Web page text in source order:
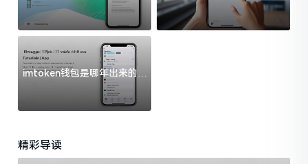
过来人告诉你门道
渠道避坑指南
imtoken钱包是哪年出来的？
一文给你说清楚
精彩导读